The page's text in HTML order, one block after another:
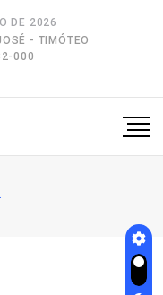
DE 2026
- TIMÓTEO
000